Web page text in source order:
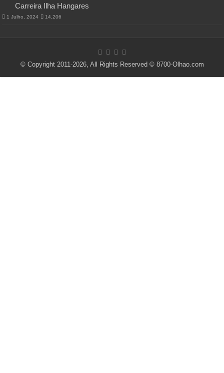
Carreira Ilha Hangares
1 Julho, 2024 14,206
© Copyright 2011-2026, All Rights Reserved © 8700-Olhao.com